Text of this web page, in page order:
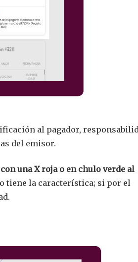
al pagador,
del emisor.
una X roja o en chulo verde al
tiene la característica; si por el